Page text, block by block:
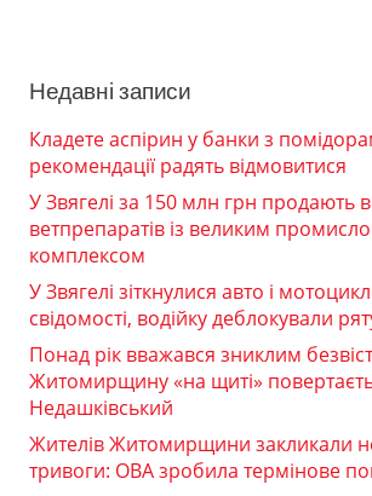
Недавні записи
Кладете аспірин у банки з
рекомендації радять відмовитися
У Звягелі за 150 млн грн продають
ветпрепаратів із великим
комплексом
У Звягелі зіткнулися авто і
свідомості, водійку деблокували
Понад рік вважався зниклим
Житомирщину «на щиті»
Недашківський
Жителів Житомирщини закликали
тривоги: ОВА зробила термінове